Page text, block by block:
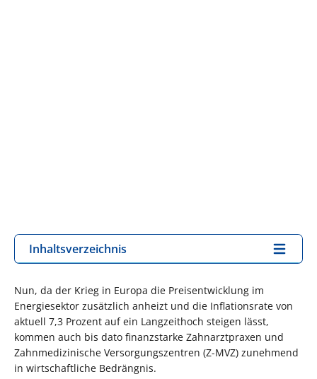
Inhaltsverzeichnis
Nun, da der Krieg in Europa die Preisentwicklung im
Energiesektor zusätzlich anheizt und die Inflationsrate von
aktuell 7,3 Prozent auf ein Langzeithoch steigen lässt,
kommen auch bis dato finanzstarke Zahnarztpraxen und
Zahnmedizinische Versorgungszentren (Z-MVZ) zunehmend
in wirtschaftliche Bedrängnis.